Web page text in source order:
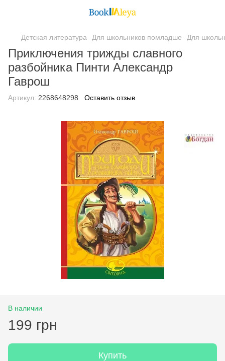
Детская литература Для школьников помладше Для
Приключения трижды славного
разбойника Пинти Александр
Гаврош
Артикул: 2268648298 Оставить отзыв
В наличии
199 грн
Купить